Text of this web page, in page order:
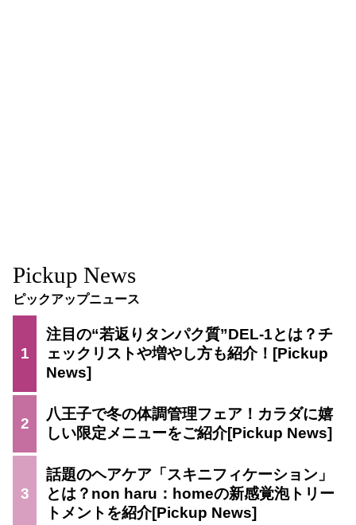
Pickup News
ピックアップニュース
1
注目の“若返りタンパク質”DEL-1とは？チ
ェックリストや増やし方も紹介！
2
八王子で冬の体調管理フェア！カラダに嬉
しい限定メニューをご紹介
3
話題のヘアケア「スキニフィケーション」
とは？non haru：homeの新感覚泡トリー
トメントを紹介